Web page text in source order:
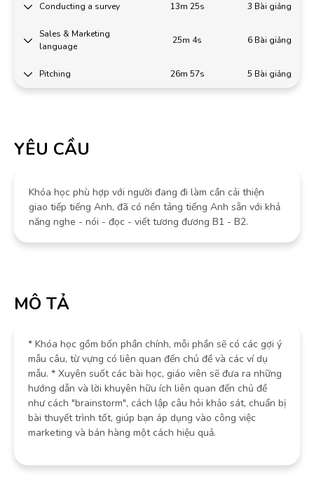
Conducting a survey 3 Bài giảng
13m 25s
Sales & Marketing
language
6 Bài giảng
25m 4s
Pitching 5 Bài giảng
26m 57s
YÊU CẦU
Khóa học phù hợp với người đang đi làm cần cải thiện
giao tiếp tiếng Anh, đã có nền tảng tiếng Anh sẵn với khả
năng nghe - nói - đọc - viết tương đương B1 - B2.
MÔ TẢ
* Khóa học gồm bốn phần chính, mỗi phần sẽ có các gợi ý
mẫu câu, từ vựng có liên quan đến chủ đề và các ví dụ
mẫu. * Xuyên suốt các bài học, giáo viên sẽ đưa ra những
hướng dẫn và lời khuyên hữu ích liên quan đến chủ đề
như cách "brainstorm", cách lập câu hỏi khảo sát, chuẩn bị
bài thuyết trình tốt, giúp bạn áp dụng vào công việc
marketing và bán hàng một cách hiệu quả.